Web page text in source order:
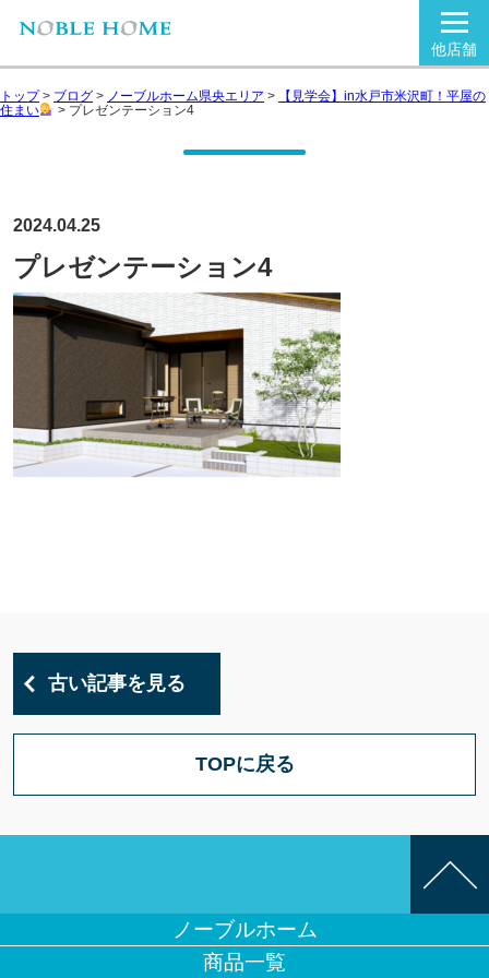
他店舗
トップ> ブログ > ノーブルホーム県央エリア >
【見学会】in水戸市米沢町！平屋の
住まい
> プレゼンテーション4
2024.04.25
プレゼンテーション4
古い記事を見る
TOPに戻る
ノーブルホーム
商品一覧